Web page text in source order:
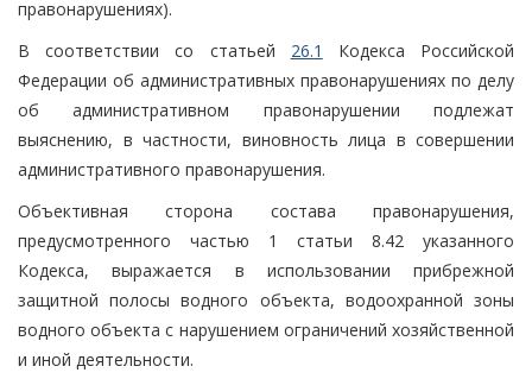
правонарушениях).
В соответствии со статьей 26.1
Кодекса Российской
Федерации об административных правонарушениях по делу
об административном правонарушении подлежат
выяснению, в частности, виновность лица в совершении
административного правонарушения.
Объективная сторона состава правонарушения,
предусмотренного частью 1 статьи 8.42 указанного
Кодекса, выражается в использовании прибрежной
защитной полосы водного объекта, водоохранной зоны
водного объекта с нарушением ограничений хозяйственной
и иной деятельности.